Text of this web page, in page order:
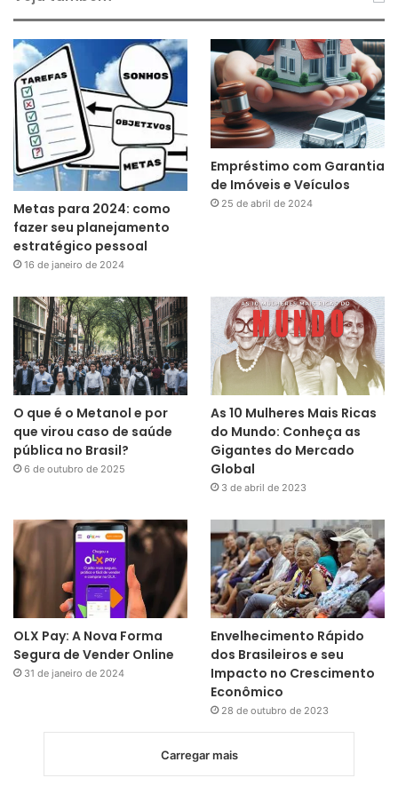
Metas para 2024: como
fazer seu planejamento
estratégico pessoal
16 de janeiro de 2024
Empréstimo com Garantia
de Imóveis e Veículos
25 de abril de 2024
O que é o Metanol e por
que virou caso de saúde
pública no Brasil?
6 de outubro de 2025
As 10 Mulheres Mais Ricas
do Mundo: Conheça as
Gigantes do Mercado
Global
3 de abril de 2023
OLX Pay: A Nova Forma
Segura de Vender Online
31 de janeiro de 2024
Envelhecimento Rápido
dos Brasileiros e seu
Impacto no Crescimento
Econômico
28 de outubro de 2023
Carregar mais